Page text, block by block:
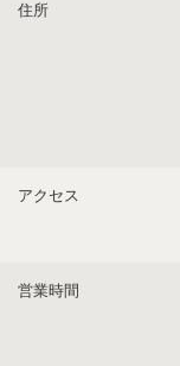
住所
アクセス
営業時間